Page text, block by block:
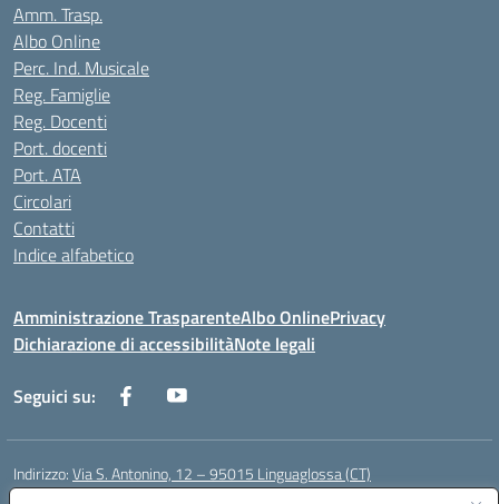
Amm. Trasp.
Albo Online
Perc. Ind. Musicale
Reg. Famiglie
Reg. Docenti
Port. docenti
Port. ATA
Circolari
Contatti
Indice alfabetico
Amministrazione TrasparenteAlbo OnlinePrivacy
Dichiarazione di accessibilitàNote legali
Seguici su:
Indirizzo:Via S. Antonino, 12 – 95015 Linguaglossa (CT)
Centralino: